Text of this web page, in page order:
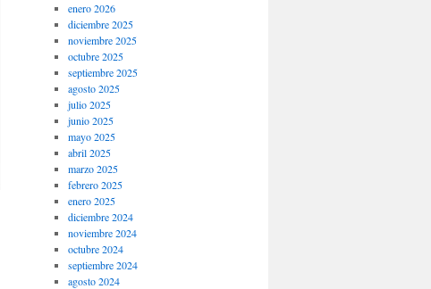
enero 2026
diciembre 2025
noviembre 2025
octubre 2025
septiembre 2025
agosto 2025
julio 2025
junio 2025
mayo 2025
abril 2025
marzo 2025
febrero 2025
enero 2025
diciembre 2024
noviembre 2024
octubre 2024
septiembre 2024
agosto 2024